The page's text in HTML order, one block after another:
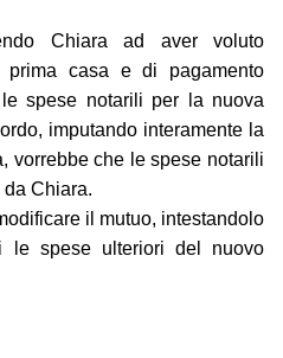
Chiara ad aver voluto
prima casa e di pagamento
spese notarili per la nuova
imputando interamente la
vorrebbe che le spese notarili
Chiara.
il mutuo, intestandolo
le spese ulteriori del nuovo